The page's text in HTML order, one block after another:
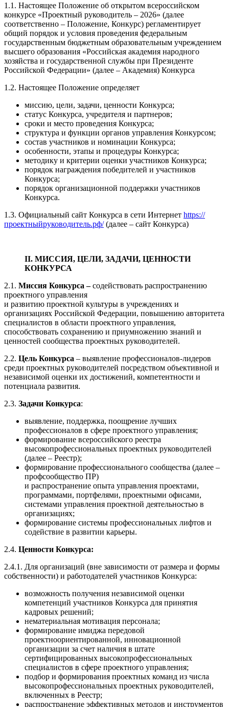
1.1. Настоящее Положение об открытом всероссийском
конкурсе «Проектный руководитель – 2026» (далее
соответственно – Положение, Конкурс) регламентирует
общий порядок и условия проведения федеральным
государственным бюджетным образовательным учреждением
высшего образования «Российская академия народного
хозяйства и государственной службы при Президенте
Российской Федерации» (далее – Академия) Конкурса
1.2. Настоящее Положение определяет
миссию, цели, задачи, ценности Конкурса;
статус Конкурса, учредителя и партнеров;
сроки и место проведения Конкурса;
структура и функции органов управления Конкурсом;
состав участников и номинации Конкурса;
особенности, этапы и процедуры Конкурса;
методику и критерии оценки участников Конкурса;
порядок награждения победителей и участников
Конкурса;
порядок организационной поддержки участников
Конкурса.
1.3. Официальный сайт Конкурса в сети Интернет https://
проектныйруководитель.рф/(далее – сайт Конкурса)
II. МИССИЯ, ЦЕЛИ, ЗАДАЧИ, ЦЕННОСТИ
КОНКУРСА
2.1. Миссия Конкурса –содействовать распространению
проектного управления
и развитию проектной культуры в учреждениях и
организациях Российской Федерации, повышению авторитета
специалистов в области проектного управления,
способствовать сохранению и приумножению знаний и
ценностей сообщества проектных руководителей.
2.2. Цель Конкурса – выявление профессионалов-лидеров
среди проектных руководителей посредством объективной и
независимой оценки их достижений, компетентности и
потенциала развития.
2.3. Задачи Конкурса:
выявление, поддержка, поощрение лучших
профессионалов в сфере проектного управления;
формирование всероссийского реестра
высокопрофессиональных проектных руководителей
(далее – Реестр);
формирование профессионального сообщества (далее –
профсообщество ПР)
и распространение опыта управления проектами,
программами, портфелями, проектными офисами,
системами управления проектной деятельностью в
организациях;
формирование системы профессиональных лифтов и
содействие в развитии карьеры.
2.4. Ценности Конкурса:
2.4.1. Для организаций (вне зависимости от размера и формы
собственности) и работодателей участников Конкурса:
возможность получения независимой оценки
компетенций участников Конкурса для принятия
кадровых решений;
нематериальная мотивация персонала;
формирование имиджа передовой
проектноориентированной, инновационной
организации за счет наличия в штате
сертифицированных высокопрофессиональных
специалистов в сфере проектного управления;
подбор и формирования проектных команд из числа
высокопрофессиональных проектных руководителей,
включенных в Реестр;
распространение эффективных методов и инструментов